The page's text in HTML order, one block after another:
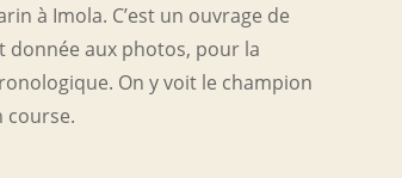
à Imola. C’est un ouvrage de
aux photos, pour la
On y voit le champion
course.